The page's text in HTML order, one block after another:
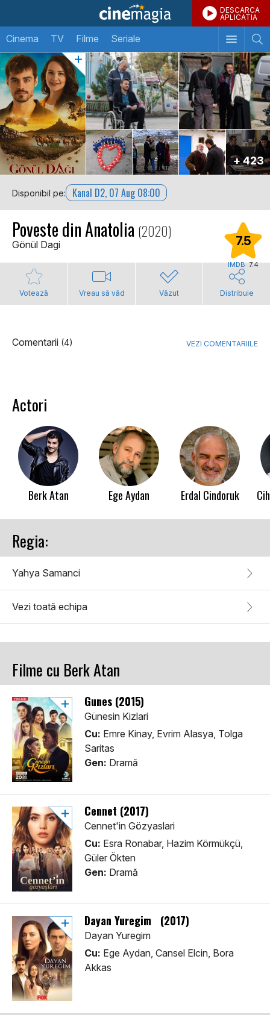
DESCARCA
APLICATIA
Cinema TV Filme Seriale
+ 423
Disponibil pe: Kanal D2, 07 Aug 08:00
Poveste din Anatolia (2020)
Gönül Dagi 7.5
IMDB:7.4
Votează Vreau să văd Văzut Distribuie
Comentarii (4) VEZI COMENTARIILE
Actori
Berk Atan Ege Aydan Erdal Cindoruk
Regia:
Yahya Samanci
Vezi toată echipa
Filme cu Berk Atan
Gunes (2015)
Günesin Kizlari
Cu: Emre Kinay, Evrim Alasya, Tolga
Saritas
Gen: Dramă
Cennet (2017)
Cennet'in Gözyaslari
Cu: Esra Ronabar, Hazim Körmükçü,
Güler Ökten
Gen: Dramă
Dayan Yuregim (2017)
Dayan Yuregim
Cu: Ege Aydan, Cansel Elcin, Bora
Akkas